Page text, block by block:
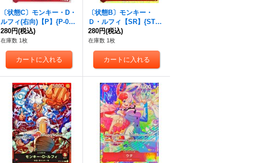
〔状態C〕モンキー・D・
ルフィ(右向)【P】{P-02
2}
280円(税込)
在庫数 1枚
〔状態B〕モンキー・
Ｄ・ルフィ【SR】{ST31-
004}
280円(税込)
在庫数 1枚